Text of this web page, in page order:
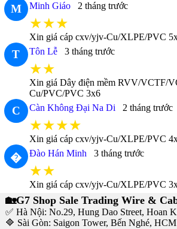
M Minh Giáo 2 tháng trước
★★★
Xin giá cáp cxv/yjv-Cu/XLPE/PVC
T Tôn Lễ 3 tháng trước
★★
Xin giá Dây điện mềm RVV/VCTF/
Cu/PVC/PVC 3x6
C Càn Không Đại Na Di 2 tháng trước
★★★★
Xin giá cáp cxv/yjv-Cu/XLPE/PVC
� Đào Hán Minh 3 tháng trước
★★
Xin giá cáp cxv/yjv-Cu/XLPE/PVC
🏡G7 Shop Sale Trading Wire &
✅ Hà Nội: No.29, Hung Dao Street, Hoan
🔷 Sài Gòn: Saigon Tower, Bến Nghé, HCM